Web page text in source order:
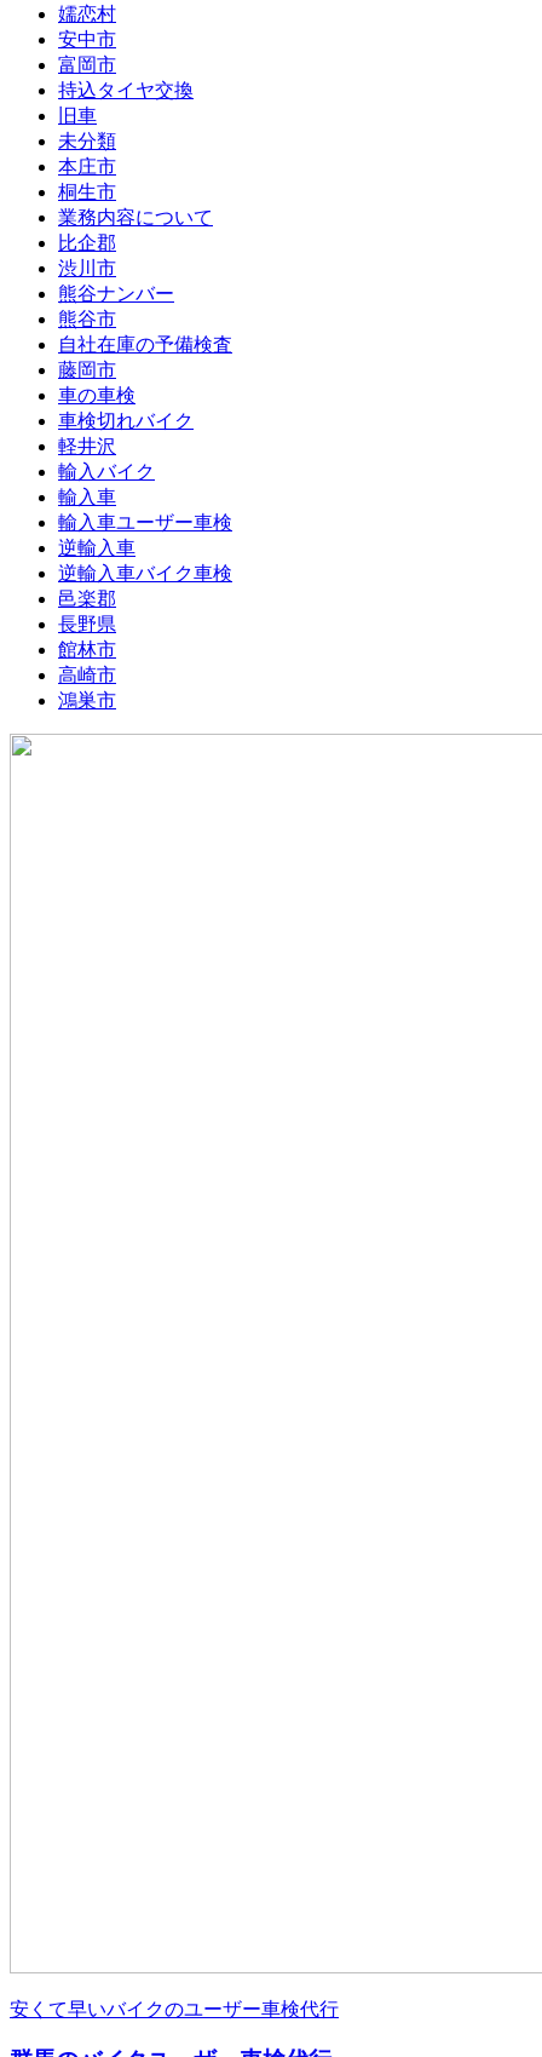
嬬恋村
安中市
富岡市
持込タイヤ交換
旧車
未分類
本庄市
桐生市
業務内容について
比企郡
渋川市
熊谷ナンバー
熊谷市
自社在庫の予備検査
藤岡市
車の車検
車検切れバイク
軽井沢
輸入バイク
輸入車
輸入車ユーザー車検
逆輸入車
逆輸入車バイク車検
邑楽郡
長野県
館林市
高崎市
鴻巣市
安くて早いバイクのユーザー車検代行